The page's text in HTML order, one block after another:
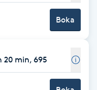
Boka
20 min, 695